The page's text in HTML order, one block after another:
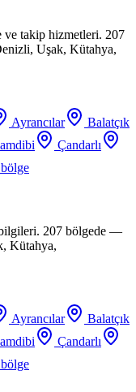
ve takip hizmetleri. 207
Uşak, Kütahya,
Ayrancılar
Balatçık
Çandarlı
bölge
207 bölgede —
Kütahya,
Ayrancılar
Balatçık
Çandarlı
bölge